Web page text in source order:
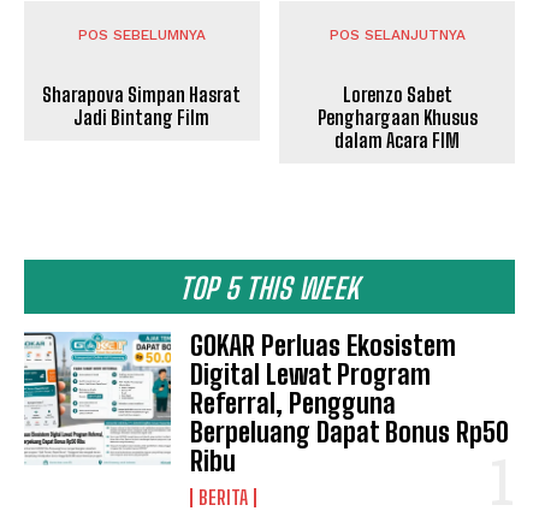
TOP 5 THIS WEEK
GOKAR Perluas Ekosistem
Digital Lewat Program
Referral, Pengguna
Berpeluang Dapat Bonus Rp50
Ribu
BERITA
POS SEBELUMNYA
Sharapova Simpan Hasrat
Jadi Bintang Film
POS SELANJUTNYA
Lorenzo Sabet
Penghargaan Khusus
dalam Acara FIM